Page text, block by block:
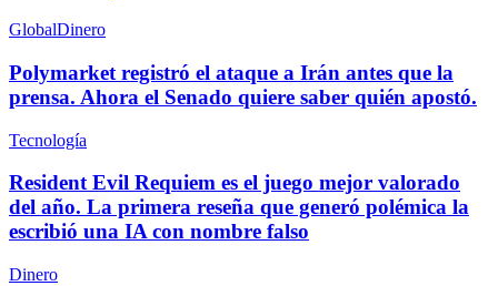
GlobalDinero
Polymarket registró el ataque a Irán antes que la
prensa. Ahora el Senado quiere saber quién apostó.
Tecnología
Resident Evil Requiem es el juego mejor valorado
del año. La primera reseña que generó polémica la
escribió una IA con nombre falso
Dinero